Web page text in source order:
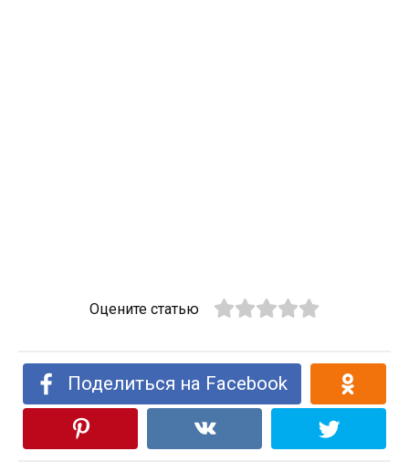
Оцените статью
Поделиться на Facebook